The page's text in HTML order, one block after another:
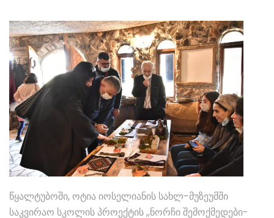
წყალტუბოში, ოტია იოსელიანის სახლ-მუზეუმში
საკვირაო სკოლის პროექტის ,,ნორჩი შემოქმედები-